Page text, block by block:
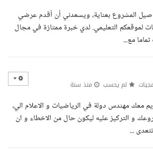
المشروع بعناية، ويسعدني أن أقدم عرضي
لموقعكم التعليمي. لدي خبرة ممتازة في مجال
مع...
لم يحسب منذ سنة
معك مهندس دولة في الرياضيات و الاعلام الي،
و التركيز عليه ليكون حال من الاخطاء و ان
...